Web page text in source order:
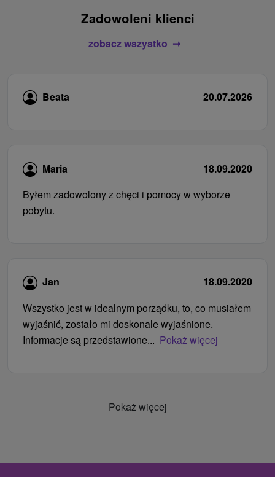
Zadowoleni klienci
zobacz wszystko
Beata 20.07.2026
Maria
18.09.2020
Byłem zadowolony z chęci i pomocy w wyborze
pobytu.
Jan
18.09.2020
Wszystko jest w idealnym porządku, to, co musiałem
wyjaśnić, zostało mi doskonale wyjaśnione.
Informacje są przedstawione... Pokaż więcej
Pokaż więcej